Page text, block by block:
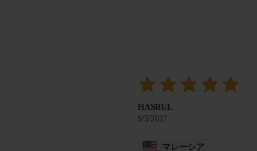
HASRUL
9/5/2017
マレーシア